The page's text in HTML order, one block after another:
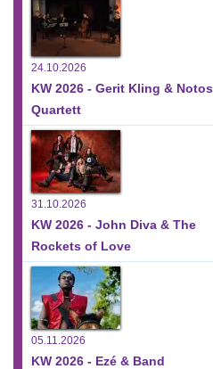
24.10.2026
KW 2026 - Gerit Kling & Notos
Quartett
31.10.2026
KW 2026 - John Diva & The
Rockets of Love
05.11.2026
KW 2026 - Ezé & Band